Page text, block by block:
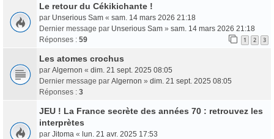
Le retour du Cékikichante !
par Unserious Sam « sam. 14 mars 2026 21:18
Dernier message par Unserious Sam » sam. 14 mars 2026 21:18
Réponses : 59 1 2 3
Les atomes crochus
par Algernon « dim. 21 sept. 2025 08:05
Dernier message par Algernon » dim. 21 sept. 2025 08:05
Réponses : 3
JEU ! La France secrète des années 70 : retrouvez les
interprètes
par Jitoma « lun. 21 avr. 2025 17:53